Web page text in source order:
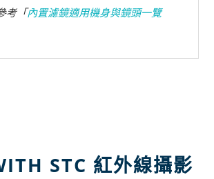
考「內置濾鏡適用機身與鏡頭一覽
STC 紅外線攝影